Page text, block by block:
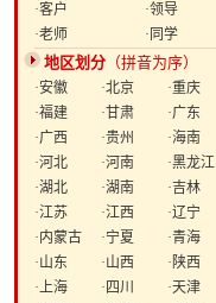
·客户
·领导
·老师
·同学
地区划分 （拼音为序）
·安徽 ·北京
·重庆
·福建
·甘肃
·广东
·广西
·贵州
·海南
·河北
·河南
·黑龙江
·湖北
·湖南
·吉林
·江苏
·江西
·辽宁
·内蒙古
·宁夏
·青海
·山东
·山西
·陕西
·上海
·四川
·天津